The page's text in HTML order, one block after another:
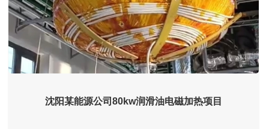
沈阳某能源公司80kw润滑油电磁加热项目